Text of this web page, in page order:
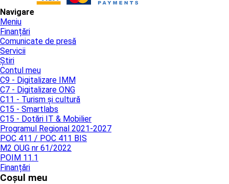
Navigare
Meniu
Finanțări
Comunicate de presă
Servicii
Știri
Contul meu
C9 - Digitalizare IMM
C7 - Digitalizare ONG
C11 - Turism și cultură
C15 - Smartlabs
C15 - Dotări IT & Mobilier
Programul Regional 2021-2027
POC 411 / POC 411 BIS
M2 OUG nr 61/2022
POIM 11.1
Finanțări
Coșul meu